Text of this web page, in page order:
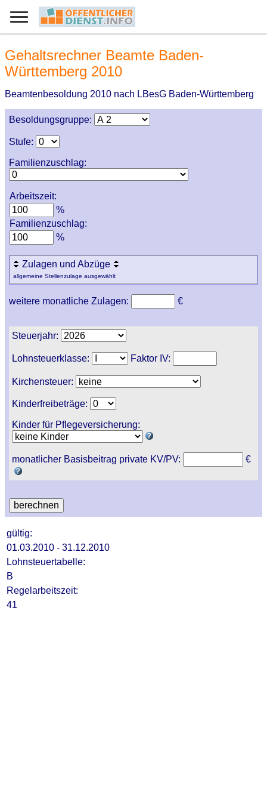
Gehaltsrechner Beamte Baden-
Württemberg 2010
Beamtenbesoldung 2010 nach LBesG Baden-Württemberg
Besoldungsgruppe:
Stufe:
Familienzuschlag:
Arbeitszeit:
%
Familienzuschlag:
%
Zulagen und Abzüge
allgemeine Stellenzulage ausgewählt
weitere monatliche Zulagen: €
Steuerjahr:
Lohnsteuerklasse: Faktor IV:
Kirchensteuer:
Kinderfreibeträge:
Kinder für Pflegeversicherung:
monatlicher Basisbeitrag private KV/PV: €
gültig:
01.03.2010 - 31.12.2010
Lohnsteuertabelle:
B
Regelarbeitszeit:
41